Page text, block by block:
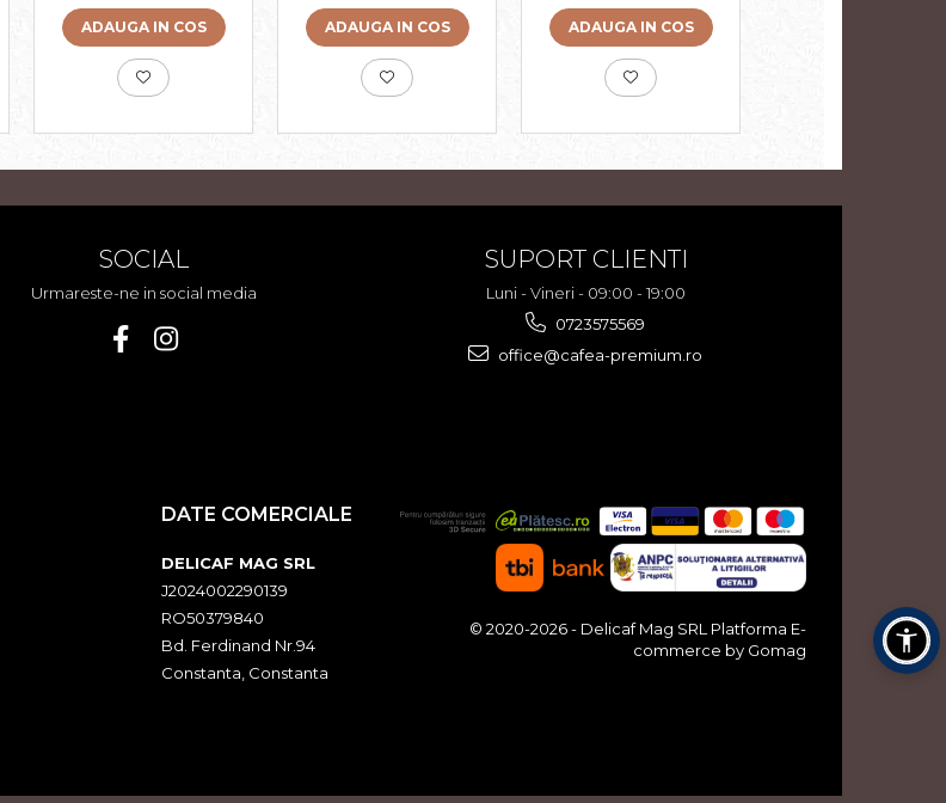
ADAUGA IN COS ADAUGA IN COS ADAUGA IN COS
SOCIAL
Urmareste-ne in social media
SUPORT CLIENTI
Luni - Vineri - 09:00 - 19:00
0723575569
office@cafea-premium.ro
DATE COMERCIALE
DELICAF MAG SRL
J2024002290139
RO50379840
Bd. Ferdinand Nr.94
Constanta, Constanta
© 2020-2026 - Delicaf Mag SRL Platforma E-
commerce by Gomag